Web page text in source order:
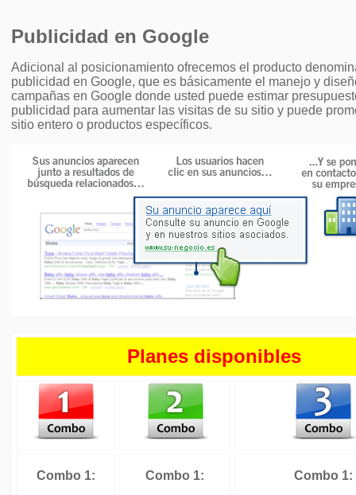
Publicidad en Google
Adicional al posicionamiento ofrecemos el producto
publicidad en Google, que es básicamente el manejo y
campañas en Google donde usted puede estimar
publicidad para aumentar las visitas de su sitio y puede
sitio entero o productos específicos.
Planes disponibles
Combo 1: Combo 1: Combo 1: